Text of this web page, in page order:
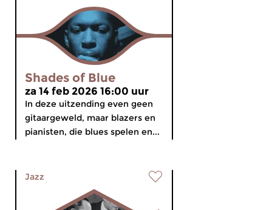
Shades of Blue
za 14 feb 2026 16:00 uur
In deze uitzending even geen
gitaargeweld, maar blazers en
pianisten, die blues spelen en...
Jazz